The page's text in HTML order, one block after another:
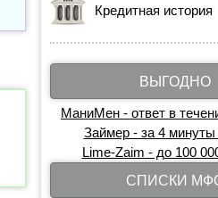
Кредитная история
ВЫГОДНО
МаниМен - ответ в
Займер - за 4
Lime-Zaim - до 100
СПИСКИ